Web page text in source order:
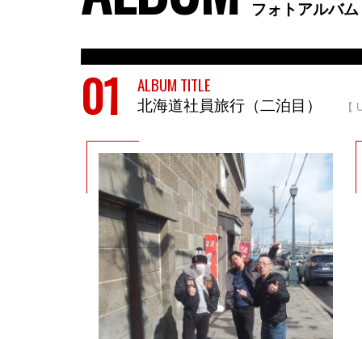
フォトアルバム
北海道社員旅行（二泊目） 【